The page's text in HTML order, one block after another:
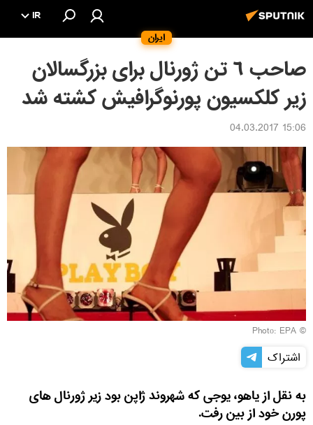
ایران
IR
صاحب ٦ تن ژورنال براى بزرگسالان
زير كلكسيون پورنوگرافيش كشته شد
15:06 04.03.2017
© Photо: EPA
اشتراک
به نقل از ياهو، يوجى كه شهروند ژاپن بود زير ژورنال هاى
پورن خود از بين رفت.